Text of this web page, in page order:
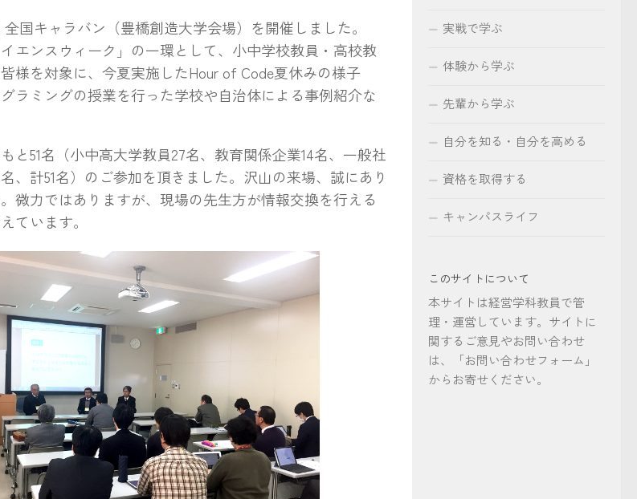
国キャラバン（豊橋創造大学会場）を開催しました。
エンスウィーク」の一環として、小中学校教員・高校教
様を対象に、今夏実施したHour of Code夏休みの様子
ラミングの授業を行った学校や自治体による事例紹介な
と51名（小中高大学教員27名、教育関係企業14名、一般社
、計51名）のご参加を頂きました。沢山の来場、誠にあり
微力ではありますが、現場の先生方が情報交換を行える
ています。
実戦で学ぶ
体験から学ぶ
先輩から学ぶ
自分を知る・自分を高める
資格を取得する
キャンパスライフ
このサイトについて
本サイトは経営学科教員で管
理・運営しています。サイトに
関するご意見やお問い合わせ
は、「お問い合わせフォーム」
からお寄せください。